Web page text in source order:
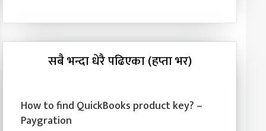
सबै भन्दा धेरै पढिएका (हप्ता भर)
How to find QuickBooks product key? –
Paygration